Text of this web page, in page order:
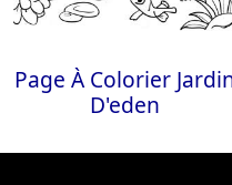
Page À Colorier
D'eden